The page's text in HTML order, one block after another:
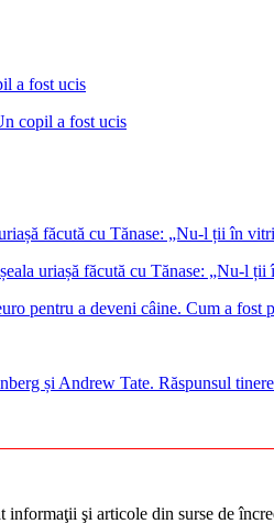
copil a fost ucis
uriașă făcută cu Tănase: „Nu-l ții
pentru a deveni câine. Cum a fost
și Andrew Tate. Răspunsul
informaţii şi articole din surse de